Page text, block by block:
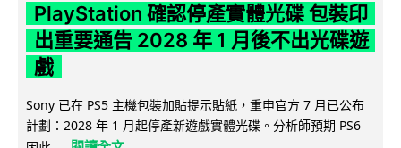
PlayStation 確認停產實體光碟 包裝印
出重要通告 2028 年 1 月後不出光碟遊
戲
Sony 已在 PS5 主機包裝加貼提示貼紙，重申官方 7 月已公布
計劃：2028 年 1 月起停產新遊戲實體光碟。分析師預期 PS6